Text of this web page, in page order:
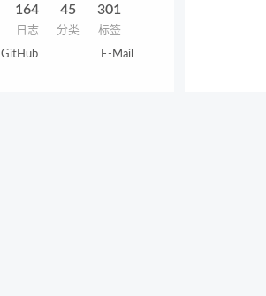
164
日志
45
分类
301
标签
GitHub E-Mail